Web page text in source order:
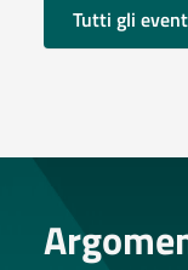
Tutti gli